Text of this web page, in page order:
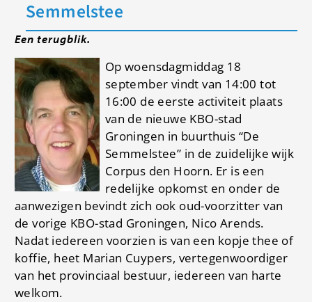
Semmelstee
Een terugblik.
Op woensdagmiddag 18
september vindt van 14:00 tot
16:00 de eerste activiteit plaats
van de nieuwe KBO-stad
Groningen in buurthuis “De
Semmelstee” in de zuidelijke wijk
Corpus den Hoorn. Er is een
redelijke opkomst en onder de
aanwezigen bevindt zich ook oud-voorzitter van
de vorige KBO-stad Groningen, Nico Arends.
Nadat iedereen voorzien is van een kopje thee of
koffie, heet Marian Cuypers, vertegenwoordiger
van het provinciaal bestuur, iedereen van harte
welkom.